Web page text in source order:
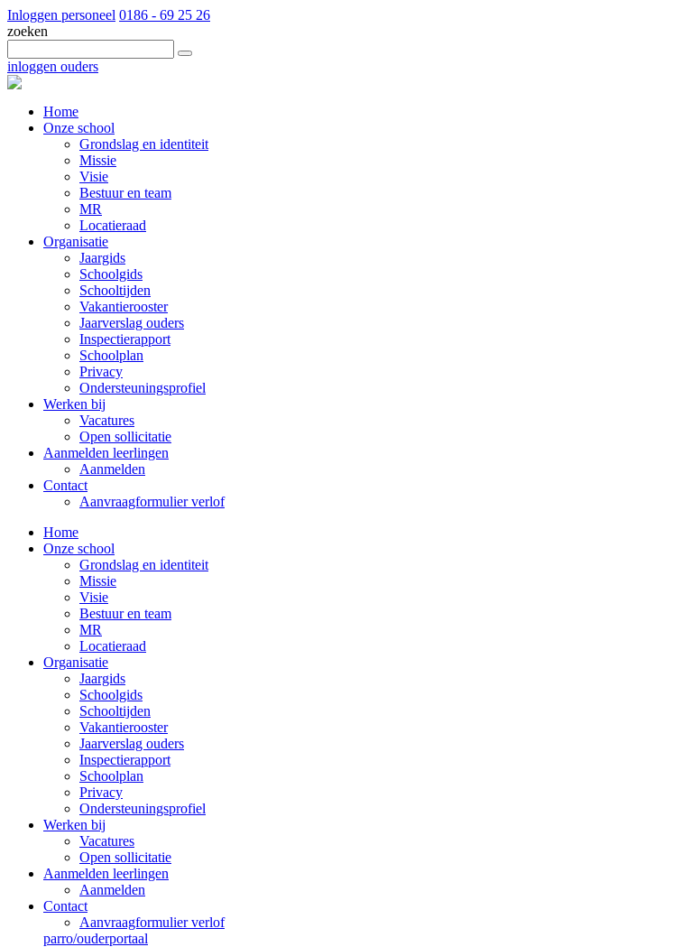
Inloggen personeel 0186 - 69 25 26
zoeken
inloggen ouders
Home
Onze school
Grondslag en identiteit
Missie
Visie
Bestuur en team
MR
Locatieraad
Organisatie
Jaargids
Schoolgids
Schooltijden
Vakantierooster
Jaarverslag ouders
Inspectierapport
Schoolplan
Privacy
Ondersteuningsprofiel
Werken bij
Vacatures
Open sollicitatie
Aanmelden leerlingen
Aanmelden
Contact
Aanvraagformulier verlof
Home
Onze school
Grondslag en identiteit
Missie
Visie
Bestuur en team
MR
Locatieraad
Organisatie
Jaargids
Schoolgids
Schooltijden
Vakantierooster
Jaarverslag ouders
Inspectierapport
Schoolplan
Privacy
Ondersteuningsprofiel
Werken bij
Vacatures
Open sollicitatie
Aanmelden leerlingen
Aanmelden
Contact
Aanvraagformulier verlof
parro/ouderportaal